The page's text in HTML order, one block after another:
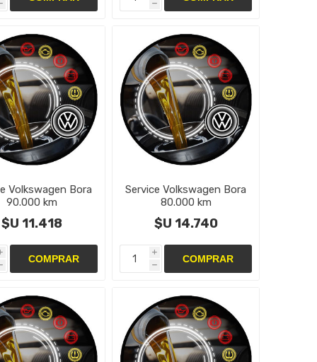
h
Volkswagen Bora
90.000 km
$U 11.418
Service Volkswagen Bora
80.000 km
$U 14.740
i
h